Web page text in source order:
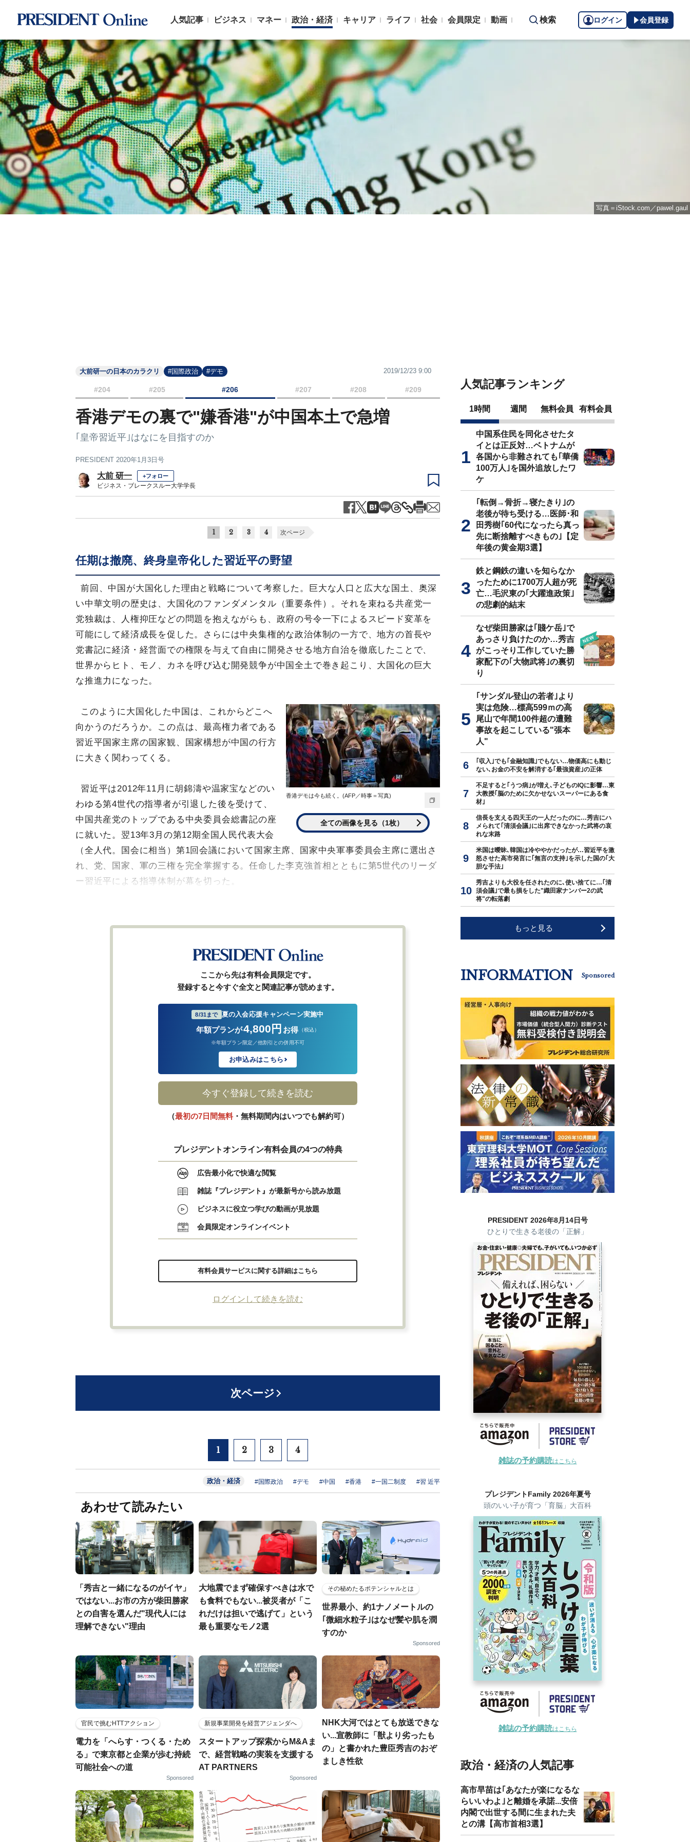
人気記事 ビジネス マネー 政治・経済 キャリア ライフ 社会 会員限定 動画 検索 ログイン 会員登録
写真＝iStock.com／pawel.gaul
大前研一の日本のカラクリ #国際政治 #デモ 2019/12/23 9:00
#204 #205 #206 #207 #208 #209
香港デモの裏で"嫌香港"が中国本土で急増
｢皇帝習近平｣はなにを目指すのか
PRESIDENT 2020年1月3日号
大前 研一 +フォロー
ビジネス・ブレークスルー大学学長
1 2 3 4 次ページ
任期は撤廃、終身皇帝化した習近平の野望
前回、中国が大国化した理由と戦略について考察した。巨大な人口と広大な国土、奥深
い中華文明の歴史は、大国化のファンダメンタル（重要条件）。それを束ねる共産党一
党独裁は、人権抑圧などの問題を抱えながらも、政府の号令一下によるスピード変革を
可能にして経済成長を促した。さらには中央集権的な政治体制の一方で、地方の首長や
党書記に経済・経営面での権限を与えて自由に開発させる地方自治を徹底したことで、
世界からヒト、モノ、カネを呼び込む開発競争が中国全土で巻き起こり、大国化の巨大
な推進力になった。
香港デモは今も続く。(AFP／時事＝写真)
全ての画像を見る（1枚）
このように大国化した中国は、これからどこへ
向かうのだろうか。この点は、最高権力者である
習近平国家主席の国家観、国家構想が中国の行方
に大きく関わってくる。
習近平は2012年11月に胡錦濤や温家宝などのい
わゆる第4世代の指導者が引退した後を受けて、
中国共産党のトップである中央委員会総書記の座
に就いた。翌13年3月の第12期全国人民代表大会
（全人代。国会に相当）第1回会議において国家主席、国家中央軍事委員会主席に選出さ
れ、党、国家、軍の三権を完全掌握する。任命した李克強首相とともに第5世代のリーダ
ー習近平による指導体制が幕を切った。
ここから先は有料会員限定です。
登録すると今すぐ全文と関連記事が読めます。
8/31まで 夏の入会応援キャンペーン実施中
年額プランが4,800円 お得 （税込）
※年額プラン限定／他割引との併用不可
お申込みはこちら
今すぐ登録して続きを読む
（最初の7日間無料・無料期間内はいつでも解約可）
プレジデントオンライン有料会員の4つの特典
広告最小化で快適な閲覧
雑誌『プレジデント』が最新号から読み放題
ビジネスに役立つ学びの動画が見放題
会員限定オンラインイベント
有料会員サービスに関する詳細はこちら
ログインして続きを読む
次ページ
1 2 3 4
政治・経済 #国際政治 #デモ #中国 #香港 #一国二制度 #習 近平
あわせて読みたい
「秀吉と一緒になるのがイヤ」
ではない...お市の方が柴田勝家
との自害を選んだ"現代人には
理解できない"理由
大地震でまず確保すべきは水で
も食料でもない...被災者が「こ
れだけは担いで逃げて」という
最も重要なモノ2選
その秘めたるポテンシャルとは
世界最小、約1ナノメートルの
｢微細水粒子｣はなぜ髪や肌を潤
すのか
Sponsored
官民で挑むHTTアクション
電力を「へらす・つくる・ため
る」で東京都と企業が歩む持続
可能社会への道
Sponsored
新規事業開発を経営アジェンダへ
スタートアップ探索からM&Aま
で、経営戦略の実装を支援する
AT PARTNERS
Sponsored
NHK大河ではとても放送できな
い...宣教師に「獣より劣ったも
の」と書かれた豊臣秀吉のおぞ
ましき性欲
人気記事ランキング
1時間 週間 無料会員 有料会員
中国系住民を同化させたタ
イとは正反対…ベトナムが
各国から非難されても｢華僑
100万人｣を国外追放したワ
ケ
｢転倒→骨折→寝たきり｣の
老後が待ち受ける…医師･和
田秀樹｢60代になったら真っ
先に断捨離すべきもの｣【定
年後の黄金期3選】
鉄と鋼鉄の違いを知らなか
ったために1700万人超が死
亡…毛沢東の｢大躍進政策｣
の悲劇的結末
なぜ柴田勝家は｢賤ケ岳｣で
あっさり負けたのか…秀吉
がこっそり工作していた勝
家配下の｢大物武将｣の裏切
り
｢サンダル登山の若者｣より
実は危険…標高599ｍの高
尾山で年間100件超の遭難
事故を起こしている"張本
人"
｢収入｣でも｢金融知識｣でもない…物価高にも動じ
ない､お金の不安を解消する｢最強資産｣の正体
不足すると｢うつ病｣が増え､子どものIQに影響…東
大教授｢脳のために欠かせないスーパーにある食
材｣
信長を支える四天王の一人だったのに…秀吉にハ
メられて｢清須会議｣に出席できなかった武将の哀
れな末路
米国は曖昧､韓国は冷ややかだったが…習近平を激
怒させた高市発言に｢無言の支持｣を示した国の｢大
胆な手法｣
秀吉よりも大役を任されたのに､使い捨てに…｢清
須会議｣で最も損をした"織田家ナンバー2の武
将"の転落劇
もっと見る
INFORMATION Sponsored
PRESIDENT 2026年8月14日号
ひとりで生きる老後の「正解」
雑誌の予約購読はこちら
プレジデントFamily 2026年夏号
頭のいい子が育つ「育脳」大百科
雑誌の予約購読はこちら
政治・経済の人気記事
高市早苗は｢あなたが楽になるな
らいいわよ｣と離婚を承諾...安倍
内閣で出世する間に生まれた夫
との溝【高市首相3選】